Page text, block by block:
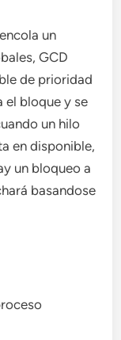
un
GCD
de prioridad
el bloque y se
un hilo
en disponible,
un bloqueo a
basandose